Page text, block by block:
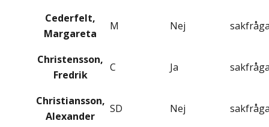
Cederfelt,
Margareta
M Nej
Christensson,
Fredrik
C Ja
Christiansson,
Alexander
SD Nej